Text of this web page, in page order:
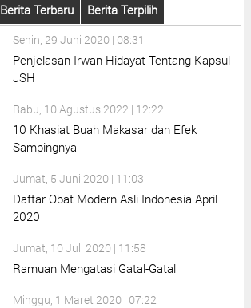
Berita Terbaru Berita Terpilih
Senin, 29 Juni 2020 | 08:31
Penjelasan Irwan Hidayat Tentang Kapsul
JSH
Rabu, 10 Agustus 2022 | 12:22
10 Khasiat Buah Makasar dan Efek
Sampingnya
Jumat, 5 Juni 2020 | 11:03
Daftar Obat Modern Asli Indonesia April
2020
Jumat, 10 Juli 2020 | 11:58
Ramuan Mengatasi Gatal-Gatal
Minggu, 1 Maret 2020 | 07:22